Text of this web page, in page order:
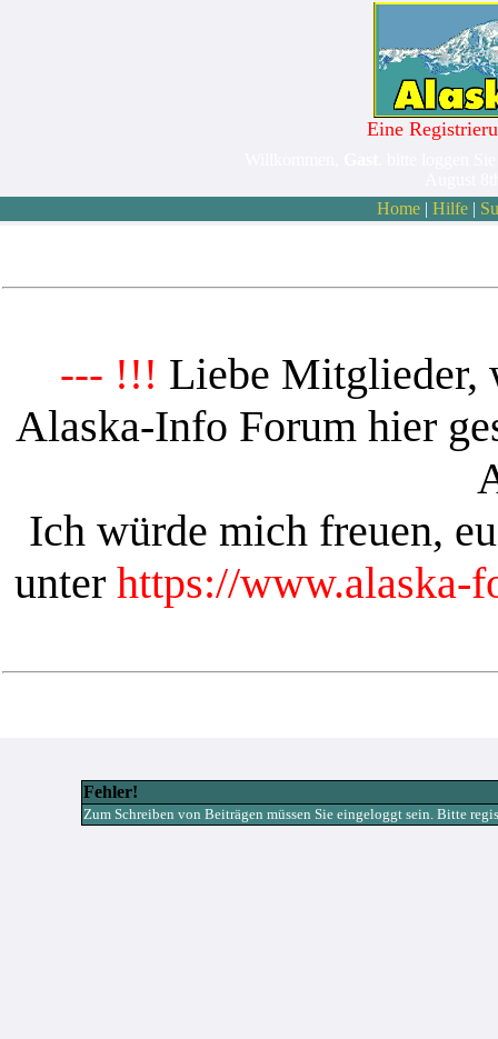
Eine
Home| Hilfe|
--- !!! Liebe Mitglieder,
Alaska-Info Forum hier
Ich würde mich freuen,
unter https://www.alaska-
Fehler!
Zum Schreiben von Beiträgen müssen Sie eingeloggt sein. Bitte